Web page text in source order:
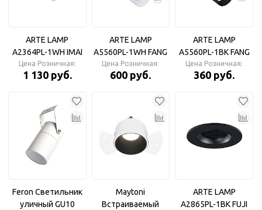
ARTE LAMP
A2364PL-1WH IMAI
Трековый
светильник
Цена Розничная:
1 130 руб.
ARTE LAMP
A5560PL-1WH FANG
Трековый
светильник
Цена Розничная:
600 руб.
ARTE LAMP
A5560PL-1BK FANG
Трековый
светильник
Цена Розничная:
360 руб.
Feron Светильник
уличный GU10
Maytoni
Встраиваемый
ARTE LAMP
A2865PL-1BK FUJI